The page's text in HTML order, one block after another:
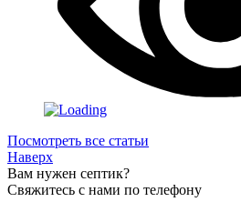
Посмотреть все статьи
Наверх
Вам нужен септик?
Свяжитесь с нами по телефону